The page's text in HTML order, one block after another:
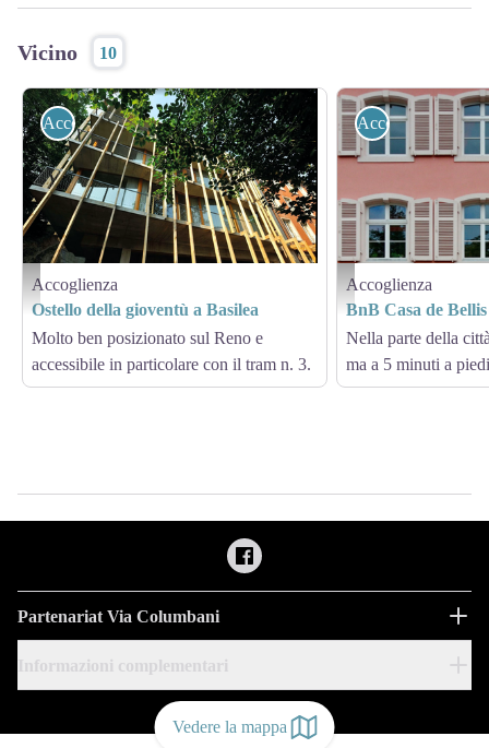
Vedere la mappa
Vicino 10
Jugendherberge
Accoglienza
Accoglienza
Ostello della gioventù a Basilea
Molto ben posizionato sul Reno e
accessibile in particolare con il tram n. 3.
BnB Casa de Bellis
Accoglienza
Accoglienza
BnB Casa de
Nella parte della
ma a 5 minuti a
Partenariat Via Columbani
Informazioni complementari